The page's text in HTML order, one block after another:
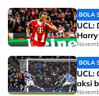
BOLA
UCL:
BOLA
UCL:
aksi